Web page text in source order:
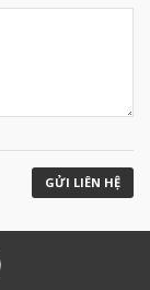
GỬI LIÊN HỆ